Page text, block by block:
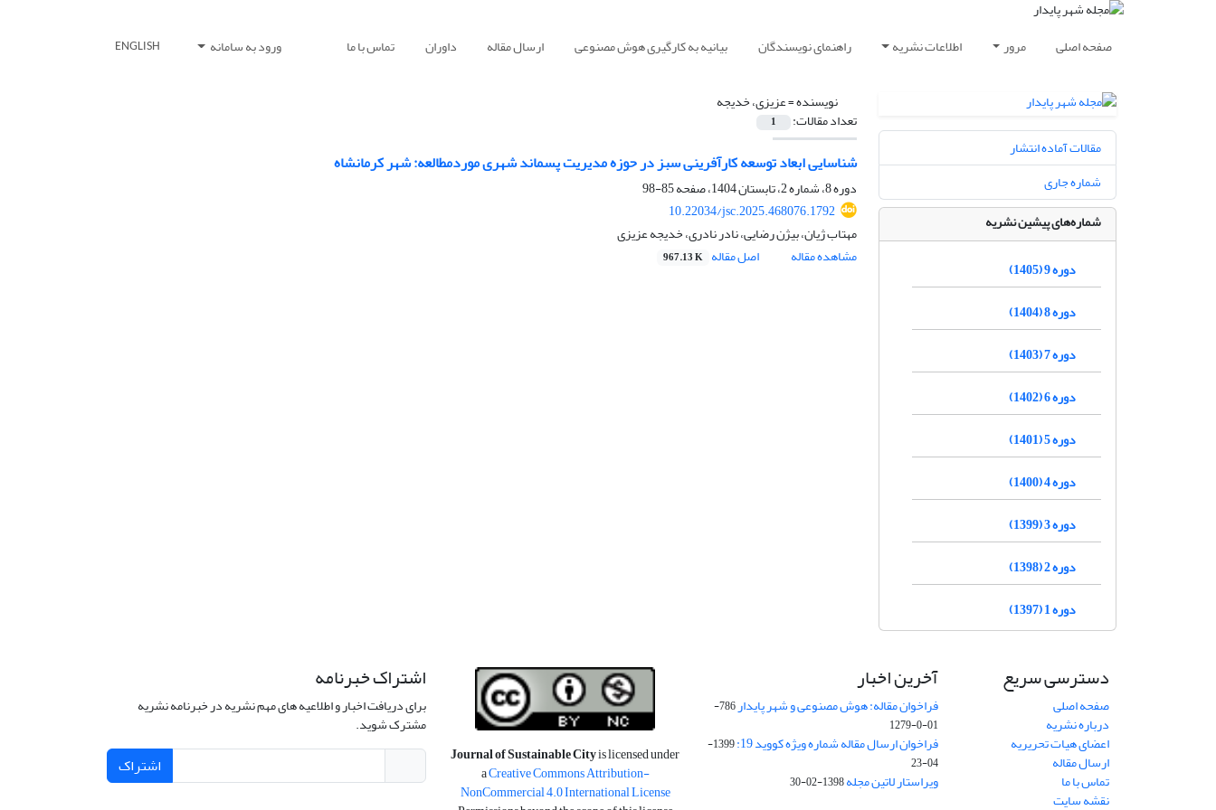
صفحه اصلی مرور اطلاعات نشریه راهنمای نویسندگان بیانیه به کارگیری هوش مصنوعی ارسال مقاله داوران تماس با ما ورود به سامانه ENGLISH
نویسنده =عزیزی، خدیجه
تعداد مقالات: 1
شناسایی ابعاد توسعه کارآفرینی سبز در حوزه مدیریت پسماند شهری موردمطالعه: شهر کرمانشاه
دوره 8، شماره 2، تابستان 1404، صفحه
85-98
10.22034/jsc.2025.468076.1792
مهتاب ژیان، بیژن رضایی، نادر نادری، خدیجه عزیزی
مشاهده مقاله
اصل مقاله 967.13 K
مقالات آماده انتشار
شماره جاری
شماره‌های پیشین نشریه
دوره 9 (1405)
دوره 8 (1404)
دوره 7 (1403)
دوره 6 (1402)
دوره 5 (1401)
دوره 4 (1400)
دوره 3 (1399)
دوره 2 (1398)
دوره 1 (1397)
دسترسی سریع
صفحه اصلی
درباره نشریه
اعضای هیات تحریریه
ارسال مقاله
تماس با ما
نقشه سایت
آخرین اخبار
فراخوان مقاله: هوش مصنوعی و شهر پایدار
786-
01-0-1279
فراخوان ارسال مقاله شماره ویژه کووید 19:
1399-
04-23
ویراستار لاتین مجله1398-02-30
Journal of Sustainable Cityis licensed under
aCreative Commons Attribution-
NonCommercial 4.0 International License
اشتراک خبرنامه
برای دریافت اخبار و اطلاعیه های مهم نشریه در خبرنامه نشریه
مشترک شوید.
اشتراک